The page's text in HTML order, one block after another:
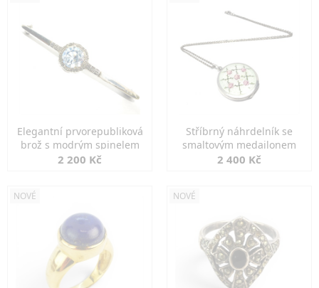
Elegantní prvorepubliková
brož s modrým spinelem
2 200 Kč
Stříbrný náhrdelník se
smaltovým medailonem
2 400 Kč
NOVÉ NOVÉ